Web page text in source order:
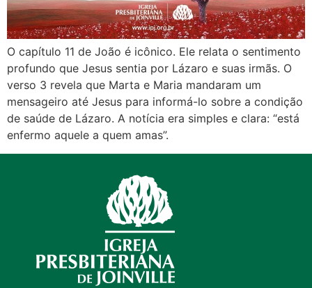
O capítulo 11 de João é icônico. Ele relata o sentimento
profundo que Jesus sentia por Lázaro e suas irmãs. O
verso 3 revela que Marta e Maria mandaram um
mensageiro até Jesus para informá-lo sobre a condição
de saúde de Lázaro. A notícia era simples e clara: “está
enfermo aquele a quem amas”.